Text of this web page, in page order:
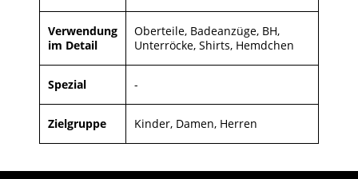
Verwendung
im Detail
Oberteile, Badeanzüge, BH,
Unterröcke, Shirts, Hemdchen
Spezial -
Zielgruppe Kinder, Damen, Herren